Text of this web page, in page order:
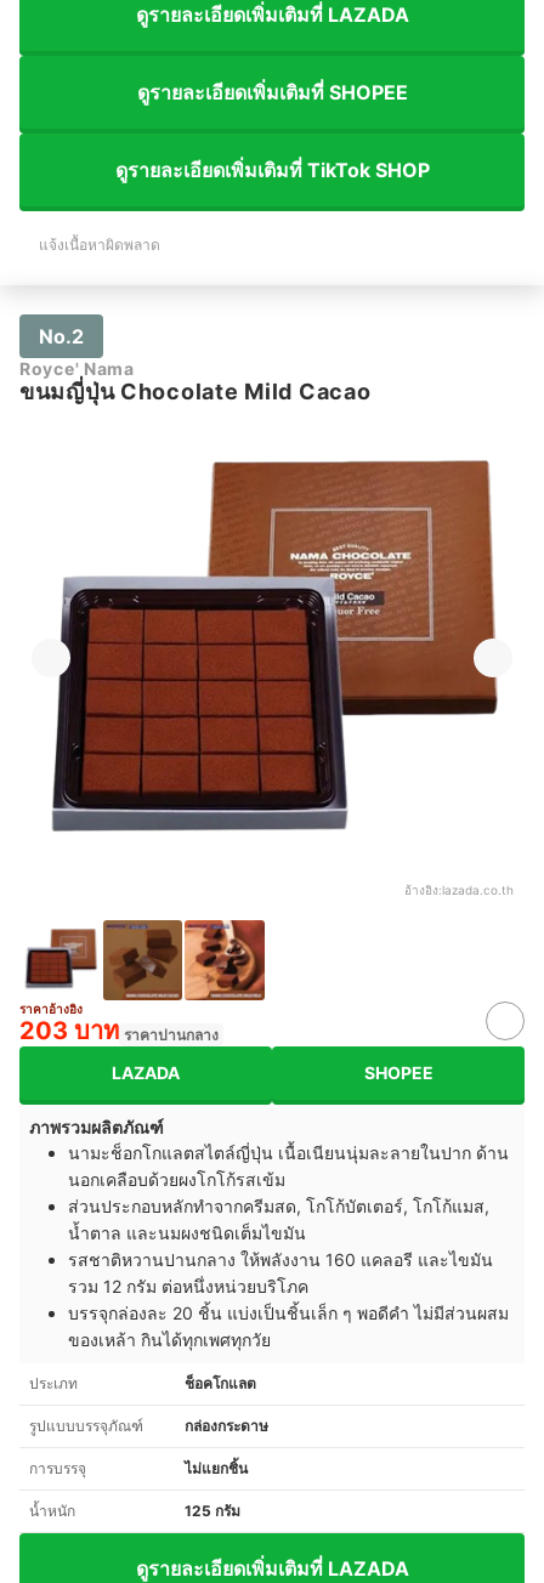
ดูรายละเอียดเพิ่มเติมที่ LAZADA
ดูรายละเอียดเพิ่มเติมที่ SHOPEE
ดูรายละเอียดเพิ่มเติมที่ TikTok SHOP
แจ้งเนื้อหาผิดพลาด
No.2
Royce' Nama
ขนมญี่ปุ่น Chocolate Mild Cacao
อ้างอิง:lazada.co.th
ราคาอ้างอิง
203 บาท ราคาปานกลาง
LAZADA SHOPEE
ภาพรวมผลิตภัณฑ์
นามะช็อกโกแลตสไตล์ญี่ปุ่น เนื้อเนียนนุ่มละลายในปาก ด้าน
นอกเคลือบด้วยผงโกโก้รสเข้ม
ส่วนประกอบหลักทำจากครีมสด, โกโก้บัตเตอร์, โกโก้แมส,
น้ำตาล และนมผงชนิดเต็มไขมัน
รสชาติหวานปานกลาง ให้พลังงาน 160 แคลอรี และไขมัน
รวม 12 กรัม ต่อหนึ่งหน่วยบริโภค
บรรจุกล่องละ 20 ชิ้น แบ่งเป็นชิ้นเล็ก ๆ พอดีคำ ไม่มีส่วนผสม
ของเหล้า กินได้ทุกเพศทุกวัย
ประเภท ช็อคโกแลต
รูปแบบบรรจุภัณฑ์ กล่องกระดาษ
การบรรจุ ไม่แยกชิ้น
น้ำหนัก 125 กรัม
ดูรายละเอียดเพิ่มเติมที่ LAZADA